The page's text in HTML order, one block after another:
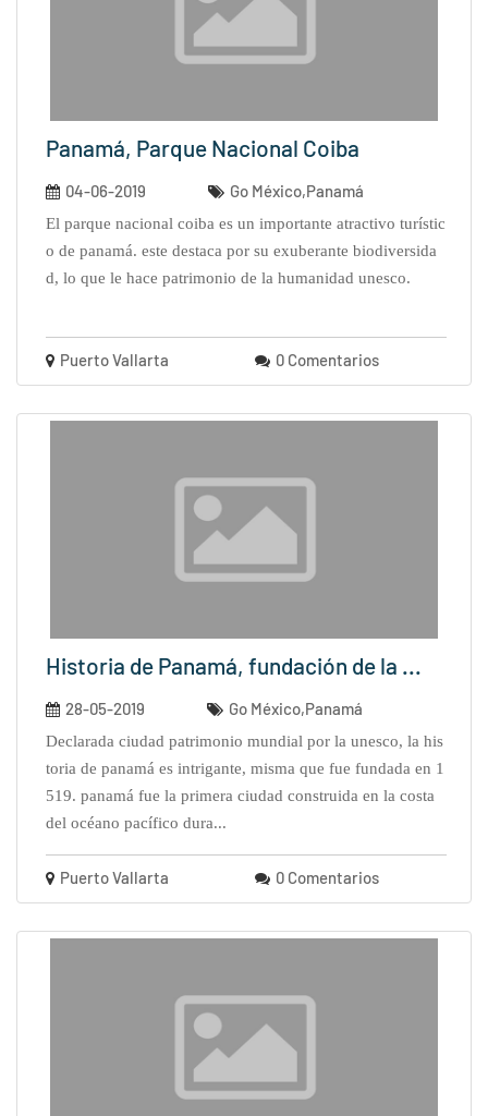
Panamá, Parque Nacional Coiba
04-06-2019 Go México,Panamá
el parque nacional coiba es un importante atractivo turístic
o de panamá. este destaca por su exuberante biodiversida
d, lo que le hace patrimonio de la humanidad unesco.
Puerto Vallarta 0 Comentarios
Historia de Panamá, fundación de la ...
28-05-2019 Go México,Panamá
declarada ciudad patrimonio mundial por la unesco, la his
toria de panamá es intrigante, misma que fue fundada en 1
519. panamá fue la primera ciudad construida en la costa
del océano pacífico dura...
Puerto Vallarta 0 Comentarios